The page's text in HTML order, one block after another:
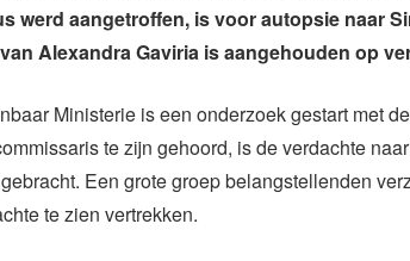
werd aangetroffen, is voor autopsie naar
Alexandra Gaviria is aangehouden op
Ministerie is een onderzoek gestart met
te zijn gehoord, is de verdachte
Een grote groep belangstellenden
te zien vertrekken.